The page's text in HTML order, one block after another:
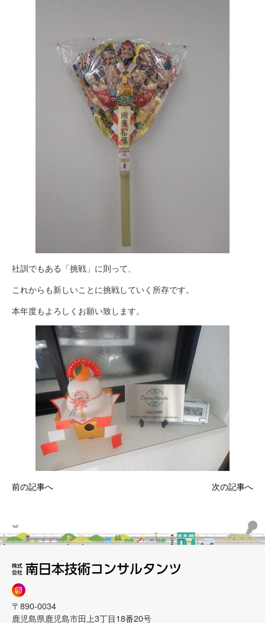
社訓でもある「挑戦」に則って、
これからも新しいことに挑戦していく所存です。
本年度もよろしくお願い致します。
前の記事へ 次の記事へ
〒890-0034
鹿児島県鹿児島市田上3丁目18番20号